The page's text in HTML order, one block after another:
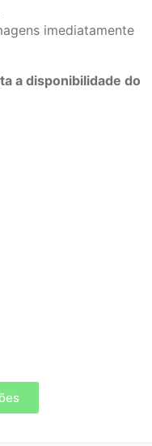
imediatamente
a disponibilidade do